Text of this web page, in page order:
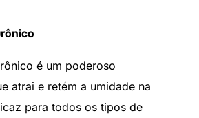
é um poderoso
atrai e retém a umidade na
para todos os tipos de